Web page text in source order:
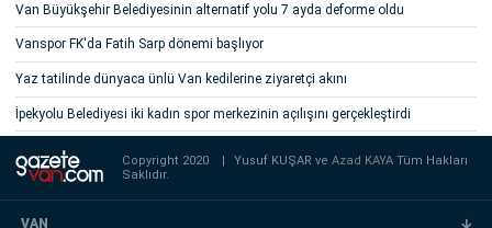
Van Büyükşehir Belediyesinin alternatif yolu 7 ayda deforme oldu
Vanspor FK'da Fatih Sarp dönemi başlıyor
Yaz tatilinde dünyaca ünlü Van kedilerine ziyaretçi akını
İpekyolu Belediyesi iki kadın spor merkezinin açılışını gerçekleştirdi
Copyright 2020 Yusuf KUŞAR veAzad KAYATüm Hakları
Saklıdır.
VAN